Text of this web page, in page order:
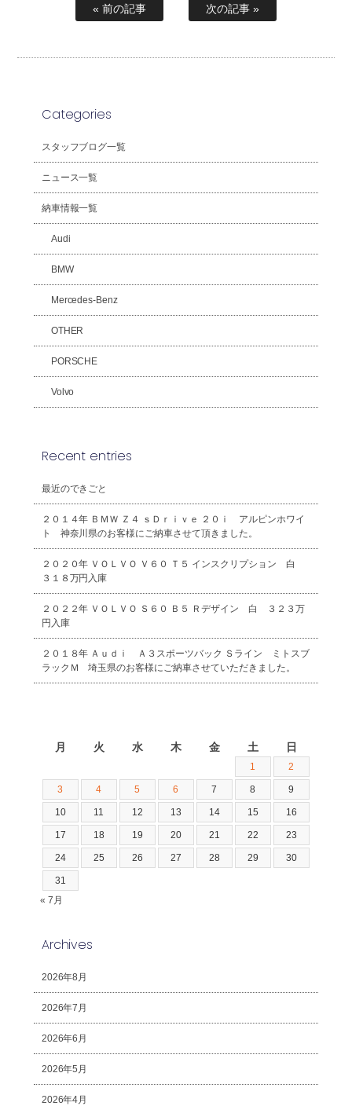
« 前の記事 次の記事 »
Categories
スタッフブログ一覧
ニュース一覧
納車情報一覧
Audi
BMW
Mercedes-Benz
OTHER
PORSCHE
Volvo
Recent entries
最近のできごと
２０１４年 ＢＭＷ Ｚ４ ｓＤｒｉｖｅ ２０ｉ アルピンホワイ
ト 神奈川県のお客様にご納車させて頂きました。
２０２０年 ＶＯＬＶＯ Ｖ６０ Ｔ５ インスクリプション 白
３１８万円入庫
２０２２年 ＶＯＬＶＯ Ｓ６０ Ｂ５ Ｒデザイン 白 ３２３万
円入庫
２０１８年 Ａｕｄｉ Ａ３スポーツバック Ｓライン ミトスブ
ラックＭ 埼玉県のお客様にご納車させていただきました。
月 火 水 木 金 土 日
1 2
3 4 5 6 7 8 9
10 11 12 13 14 15 16
17 18 19 20 21 22 23
24 25 26 27 28 29 30
31
« 7月
Archives
2026年8月
2026年7月
2026年6月
2026年5月
2026年4月